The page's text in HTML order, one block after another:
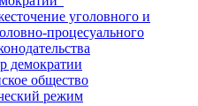
уголовного и
процесуального
демократии
общество
режим